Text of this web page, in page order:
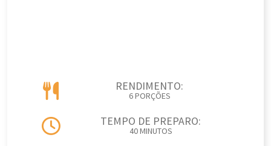
RENDIMENTO:
6 PORÇÕES
TEMPO DE PREPARO:
40 MINUTOS